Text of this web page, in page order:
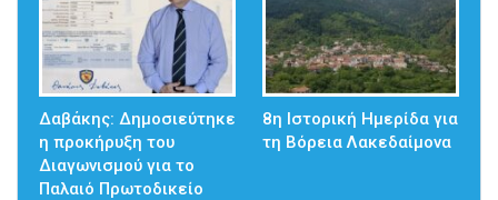
Δαβάκης: Δημοσιεύτηκε
η προκήρυξη του
Διαγωνισμού για το
Παλαιό Πρωτοδικείο
8η Ιστορική Ημερίδα για
τη Βόρεια Λακεδαίμονα